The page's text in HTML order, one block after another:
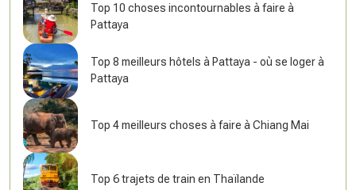
Top 10 choses incontournables à faire à
Pattaya
Top 8 meilleurs hôtels à Pattaya - où se loger à
Pattaya
Top 4 meilleurs choses à faire à Chiang Mai
Top 6 trajets de train en Thaïlande